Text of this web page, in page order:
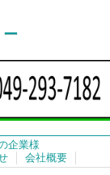
企業様
会社概要